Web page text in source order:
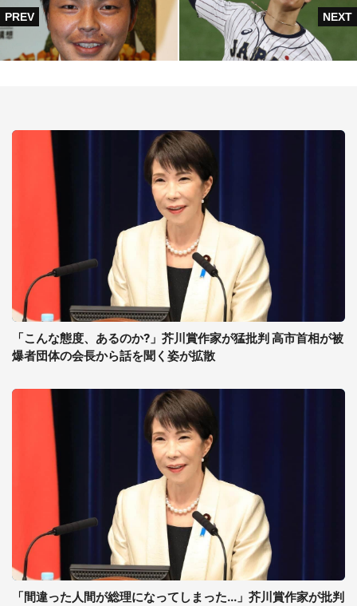
「こんな態度、あるのか?」芥川賞作家が猛批判 高市首相が被
爆者団体の会長から話を聞く姿が拡散
「間違った人間が総理になってしまった...」芥川賞作家が批判